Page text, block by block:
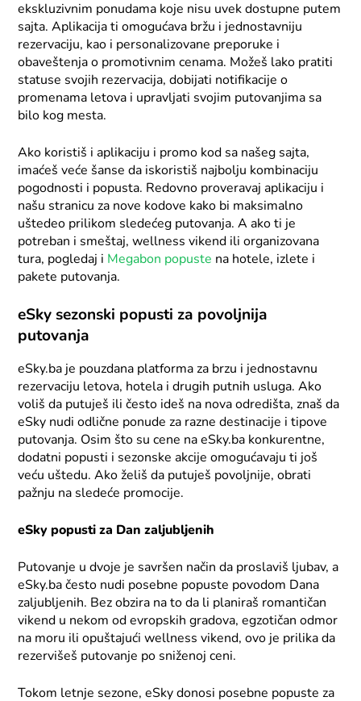
ekskluzivnim ponudama koje nisu uvek dostupne putem
sajta. Aplikacija ti omogućava bržu i jednostavniju
rezervaciju, kao i personalizovane preporuke i
obaveštenja o promotivnim cenama. Možeš lako pratiti
statuse svojih rezervacija, dobijati notifikacije o
promenama letova i upravljati svojim putovanjima sa
bilo kog mesta.
Ako koristiš i aplikaciju i promo kod sa našeg sajta,
imaćeš veće šanse da iskoristiš najbolju kombinaciju
pogodnosti i popusta. Redovno proveravaj aplikaciju i
našu stranicu za nove kodove kako bi maksimalno
uštedeo prilikom sledećeg putovanja. A ako ti je
potreban i smeštaj, wellness vikend ili organizovana
tura, pogledaj i Megabon popuste na hotele, izlete i
pakete putovanja.
eSky sezonski popusti za povoljnija
putovanja
eSky.ba je pouzdana platforma za brzu i jednostavnu
rezervaciju letova, hotela i drugih putnih usluga. Ako
voliš da putuješ ili često ideš na nova odredišta, znaš da
eSky nudi odlične ponude za razne destinacije i tipove
putovanja. Osim što su cene na eSky.ba konkurentne,
dodatni popusti i sezonske akcije omogućavaju ti još
veću uštedu. Ako želiš da putuješ povoljnije, obrati
pažnju na sledeće promocije.
eSky popusti za Dan zaljubljenih
Putovanje u dvoje je savršen način da proslaviš ljubav, a
eSky.ba često nudi posebne popuste povodom Dana
zaljubljenih. Bez obzira na to da li planiraš romantičan
vikend u nekom od evropskih gradova, egzotičan odmor
na moru ili opuštajući wellness vikend, ovo je prilika da
rezervišeš putovanje po sniženoj ceni.
Tokom letnje sezone, eSky donosi posebne popuste za